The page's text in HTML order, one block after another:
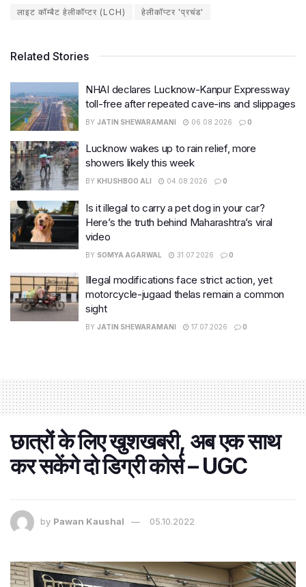
लाइट कॉम्बैट हेलीकॉप्टर (LCH)
हेलीकॉप्टर 'प्रचंड'
Related Stories
NHAI declares Lucknow-Kanpur Expressway
toll-free after repeated cave-ins and slippages
BY JATIN SHEWARAMANI 06.08.2026 0
Lucknow wakes up to rain relief, more
showers likely this week
BY KHUSHBOO ALI 04.08.2026 0
Is it illegal to carry a pet dog in your car?
Here’s the truth behind Maharashtra’s viral
video
BY SOMYA AGARWAL 31.07.2026 0
Illegal modifications face strict action, yet
motorcycle-jugaad thelas remain a common
sight
BY JATIN SHEWARAMANI 17.07.2026 0
छात्रों के लिए खुशखबरी, अब एक साथ
कर सकेंगे दो डिग्री कोर्स – UGC
by Pawan Kaushal 05.10.2022